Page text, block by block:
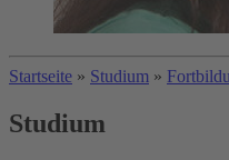
Startseite » Studium »
Studium